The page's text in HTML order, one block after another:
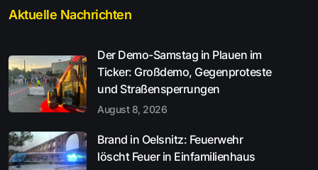
Aktuelle Nachrichten
Der Demo-Samstag in Plauen im
Ticker: Großdemo, Gegenproteste
und Straßensperrungen
August 8, 2026
Brand in Oelsnitz: Feuerwehr
löscht Feuer in Einfamilienhaus